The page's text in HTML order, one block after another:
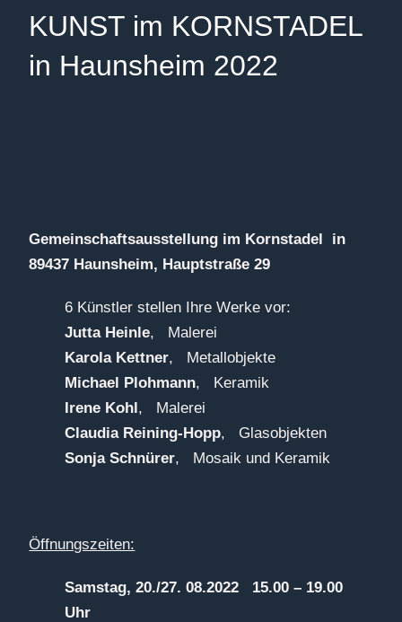
KUNST im KORNSTADEL
in Haunsheim 2022
Gemeinschaftsausstellung im Kornstadel in
89437 Haunsheim, Hauptstraße 29
6 Künstler stellen Ihre Werke vor:
Jutta Heinle, Malerei
Karola Kettner, Metallobjekte
Michael Plohmann, Keramik
Irene Kohl, Malerei
Claudia Reining-Hopp, Glasobjekten
Sonja Schnürer, Mosaik und Keramik
Öffnungszeiten:
Samstag, 20./27. 08.2022 15.00 – 19.00
Uhr